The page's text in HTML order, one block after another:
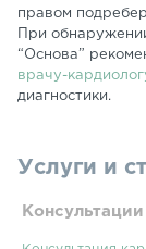
правом
При
“Основа”
врачу-
диагностики.
Услуги и